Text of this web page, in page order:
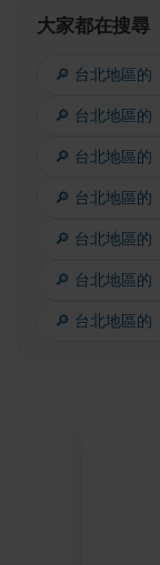
大家都在搜尋
🔎 台北地區的
🔎 台北地區的
🔎 台北地區的
🔎 台北地區的
🔎 台北地區的
🔎 台北地區的
🔎 台北地區的